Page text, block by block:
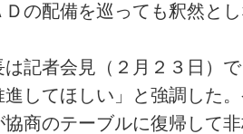
の配備を巡っても釈然と
記者会見（２月２３日）
してほしい」と強調した
商のテーブルに復帰して